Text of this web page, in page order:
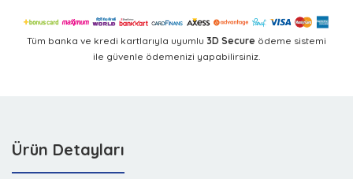
Tüm banka ve kredi kartlarıyla uyumlu 3D Secure ödeme sistemi
ile güvenle ödemenizi yapabilirsiniz.
Ürün Detayları